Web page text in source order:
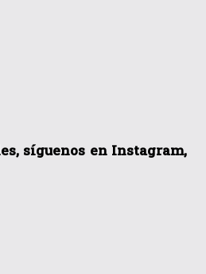
síguenos en Instagram,